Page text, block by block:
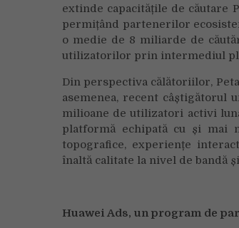
extinde capacitățile de căutare
permițând partenerilor
o medie de 8 miliarde de
utilizatorilor prin intermediul
Din perspectiva călătoriilor,
asemenea, recent câștigătorul
milioane de utilizatori activi
platformă echipată cu și mai
topografice, experiențe
înaltă calitate la nivel de bandă
Huawei Ads, un program de